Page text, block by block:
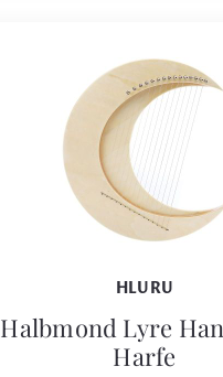
HLURU
Halbmond Lyre
Harfe